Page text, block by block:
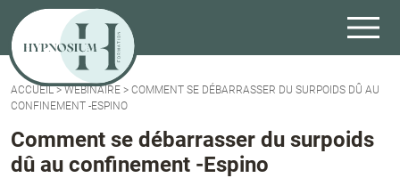
ACCUEIL>WEBINAIRE > COMMENT SE DÉBARRASSER DU SURPOIDS DÛ AU
CONFINEMENT -ESPINO
Comment se débarrasser du surpoids
dû au confinement -Espino